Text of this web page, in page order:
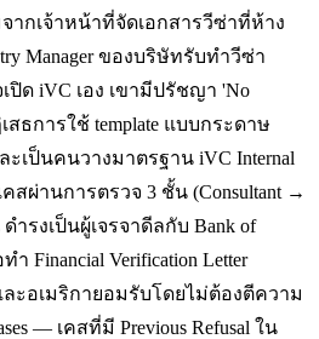
จากเจ้าหน้าที่จัดเอกสารวีซ่าที่ห้าง
Manager ของบริษัทรับทำวีซ่า
ด iVC เอง เขามีปรัชญา 'No
สธการใช้ template แบบกระดาษ
เป็นคนวางมาตรฐาน iVC Internal
คสผ่านการตรวจ 3 ชั้น (Consultant →
ำรงเป็นผู้เจรจาดีลกับ Bank of
ำ Financial Verification Letter
ะอเมริกายอมรับโดยไม่ต้องตีความ
— เคสที่มี Previous Refusal ใน